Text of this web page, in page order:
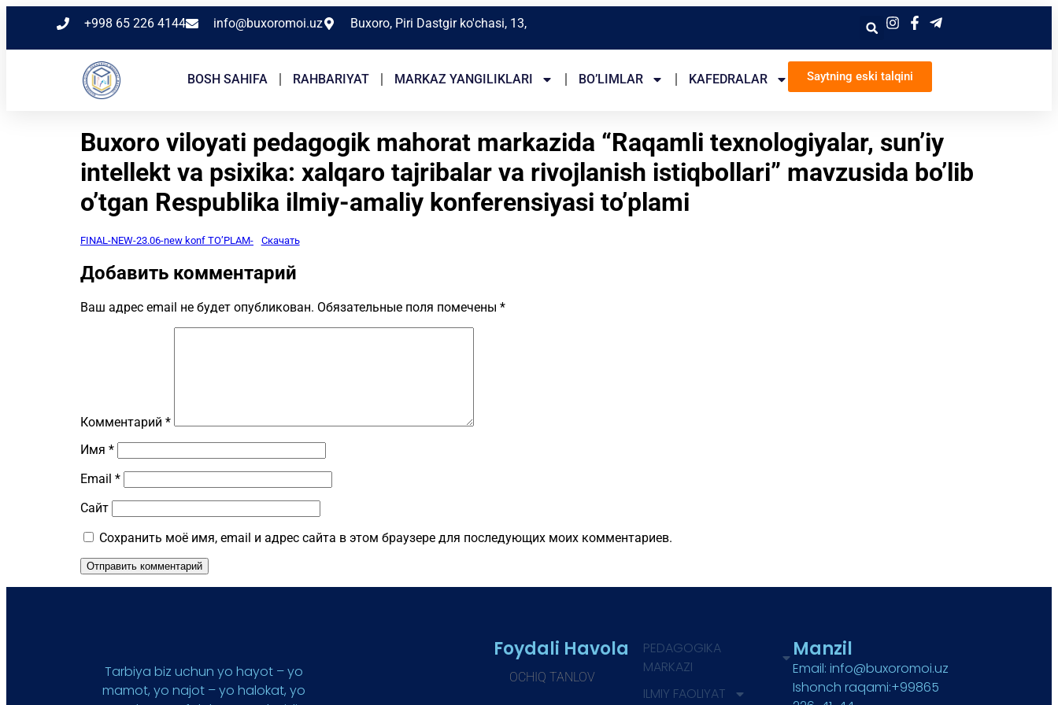
+998 65 226 4144 info@buxoromoi.uz Buxoro, Piri Dastgir ko'chasi, 13,
BOSH SAHIFA RAHBARIYAT MARKAZ YANGILIKLARI BO’LIMLAR KAFEDRALAR Saytning eski talqini
Buxoro viloyati pedagogik mahorat markazida “Raqamli texnologiyalar, sun’iy
intellekt va psixika: xalqaro tajribalar va rivojlanish istiqbollari” mavzusida bo’lib
o’tgan Respublika ilmiy-amaliy konferensiyasi to’plami
FINAL-NEW-23.06-new konf TO’PLAM- Скачать
Добавить комментарий
Ваш адрес email не будет опубликован. Обязательные поля помечены *
Комментарий *
Имя *
Email *
Сайт
Сохранить моё имя, email и адрес сайта в этом браузере для последующих моих комментариев.
Tarbiya biz uchun yo hayot – yo
mamot, yo najot – yo halokat, yo
Foydali Havola
OCHIQ TANLOV
PEDAGOGIKA
MARKAZI
ILMIY FAOLIYAT
Manzil
Email: info@buxoromoi.uz
Ishonch raqami:+99865